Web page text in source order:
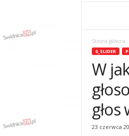
2
Strona główna
0_SLIDER
W
23 czerwca